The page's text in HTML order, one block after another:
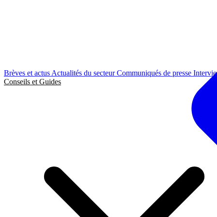
Brèves et actus Actualités du secteurCommuniqués de presse
Conseils et Guides